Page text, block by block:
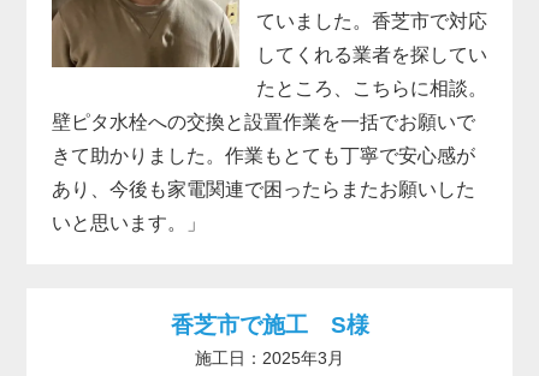
ていました。香芝市で対応
してくれる業者を探してい
たところ、こちらに相談。
壁ピタ水栓への交換と設置作業を一括でお願いで
きて助かりました。作業もとても丁寧で安心感が
あり、今後も家電関連で困ったらまたお願いした
いと思います。」
香芝市で施工 S様
施工日：2025年3月